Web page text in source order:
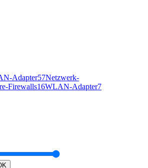
Adapter57Netzwerk-
Firewalls16WLAN-Adapter7